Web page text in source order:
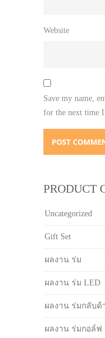
Website
Save my name,
for the next time
PRODUCT
Uncategorized
Gift Set
ผลงาน ร่ม
ผลงาน ร่ม LED
ผลงาน ร่มกลับด้
ผลงาน ร่มกอล์ฟ